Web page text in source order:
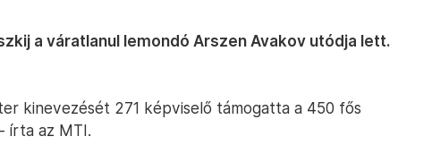
a váratlanul lemondó Arszen Avakov utódja lett.
kinevezését 271 képviselő támogatta a 450 fős
írta az MTI.